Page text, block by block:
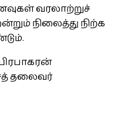
வரலாற்றுச்
நிலைத்து நிற்க
தலைவர்